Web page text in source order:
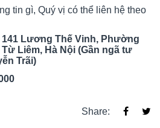
tin gì, Quý vị có thể liên hệ theo
141 Lương Thế Vinh, Phường
Liêm, Hà Nội (Gần ngã tư
Trãi)
Share: